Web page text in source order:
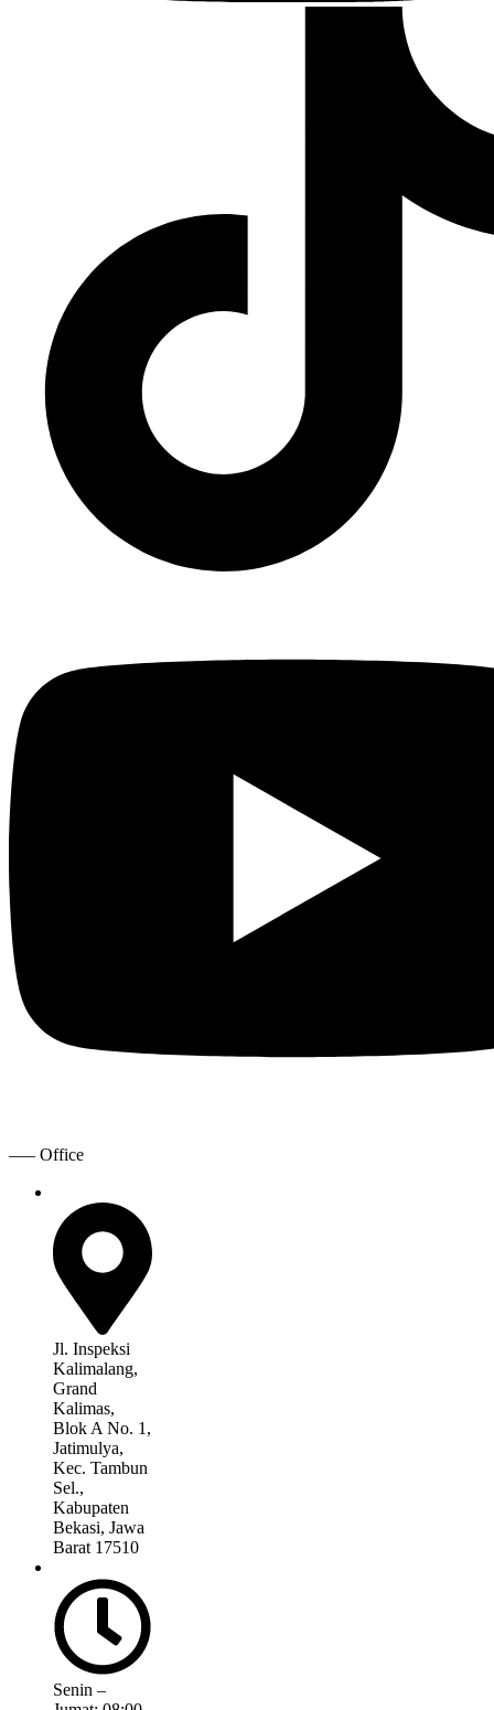
—– Office
Jl. Inspeksi
Kalimalang,
Grand
Kalimas,
Blok A No. 1,
Jatimulya,
Kec. Tambun
Sel.,
Kabupaten
Bekasi, Jawa
Barat 17510
Senin –